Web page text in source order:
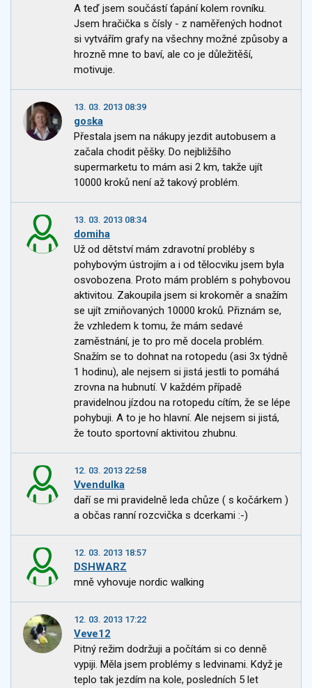
A teď jsem součástí ťapání kolem rovníku.
Jsem hračička s čísly - z naměřených hodnot
si vytvářím grafy na všechny možné způsoby a
hrozně mne to baví, ale co je důležitěší,
motivuje.
13. 03. 2013 08:39
goska
Přestala jsem na nákupy jezdit autobusem a
začala chodit pěšky. Do nejbližšího
supermarketu to mám asi 2 km, takže ujít
10000 kroků není až takový problém.
13. 03. 2013 08:34
domiha
Už od dětství mám zdravotní probléby s
pohybovým ústrojím a i od tělocviku jsem byla
osvobozena. Proto mám problém s pohybovou
aktivitou. Zakoupila jsem si krokoměr a snažím
se ujít zmiňovaných 10000 kroků. Přiznám se,
že vzhledem k tomu, že mám sedavé
zaměstnání, je to pro mě docela problém.
Snažím se to dohnat na rotopedu (asi 3x týdně
1 hodinu), ale nejsem si jistá jestli to pomáhá
zrovna na hubnutí. V každém případě
pravidelnou jízdou na rotopedu cítím, že se lépe
pohybuji. A to je ho hlavní. Ale nejsem si jistá,
že touto sportovní aktivitou zhubnu.
12. 03. 2013 22:58
Vvendulka
daří se mi pravidelně leda chůze ( s kočárkem )
a občas ranní rozcvička s dcerkami :-)
12. 03. 2013 18:57
DSHWARZ
mně vyhovuje nordic walking
12. 03. 2013 17:22
Veve12
Pitný režim dodržuji a počítám si co denně
vypiji. Měla jsem problémy s ledvinami. Když je
teplo tak jezdím na kole, posledních 5 let